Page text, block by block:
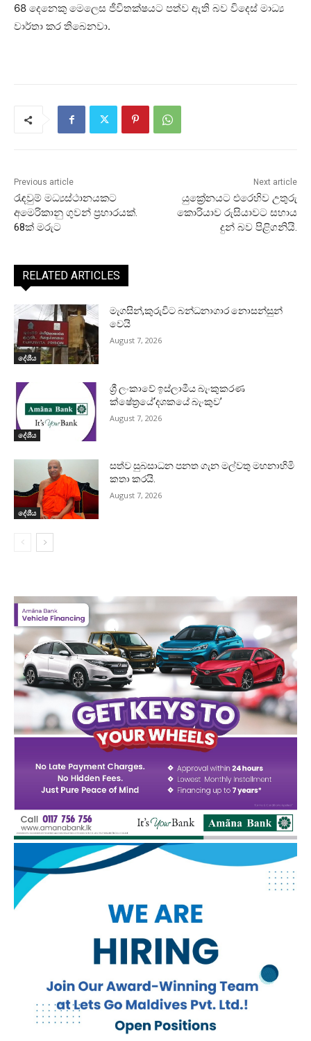
68 දෙනෙකු මෙලෙස ජීවිතක්ෂයට පත්ව ඇති බව විදෙස් මාධ්‍ය
වාර්තා කර තිබෙනවා.
Previous article
රැඳවුම් මධ්‍යස්ථානයකට
අමෙරිකානු ගුවන් ප්‍රහාරයක්.
68ක් මරුට
Next article
යුක්‍රේනයට එරෙහිව උතුරු
කොරියාව රුසියාවට සහාය
දුන් බව පිළිගනියි.
RELATED ARTICLES
දේශීය
මැගසින්,කුරුවිට බන්ධනාගාර නොසන්සුන්
වෙයි
August 7, 2026
දේශීය
ශ්‍රී ලංකාවේ ඉස්ලාමීය බැංකුකරණ
ක්ෂේත්‍රයේ‘දශකයේ බැංකුව’
August 7, 2026
දේශීය
සත්ව සුබසාධන පනත ගැන මල්වතු මහනාහිමි
කතා කරයි.
August 7, 2026